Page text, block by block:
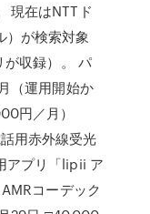
現在はNTTド
）が検索対象
が収録）。 パ
（運用開始か
円／月）
用赤外線受光
アプリ「lipii ア
コーデック